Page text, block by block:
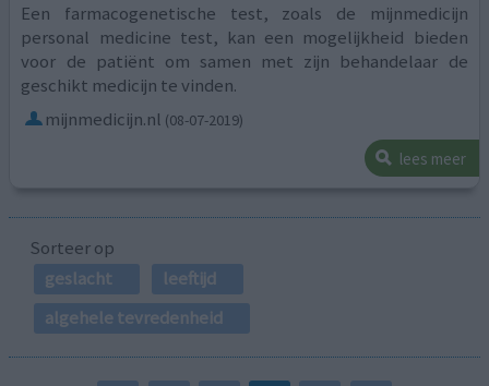
Een farmacogenetische test, zoals de mijnmedicijn
personal medicine test, kan een mogelijkheid bieden
voor de patiënt om samen met zijn behandelaar de
geschikt medicijn te vinden.
mijnmedicijn.nl (08-07-2019)
lees meer
Sorteer op
geslacht
leeftijd
algehele tevredenheid